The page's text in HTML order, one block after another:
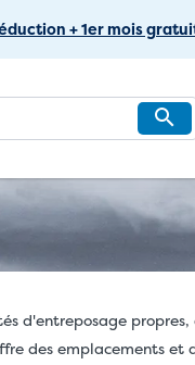
+ 1er mois
d'entreposage
des emplacements et